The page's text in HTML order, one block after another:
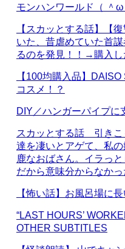
モンハンワールド（ ＾
【スカッとする話】【
いた、昔虐めていた首
るのを発見！！→購入し
【100均購入品】
コスメ！？
DIY／ハンガーパイプに
スカッとする話 引きこ
達を凄いとアゲて、私
鹿なおばさん。イラっ
だから意味分からなか
【怖い話】お風呂場に
“LAST HOURS’
OTHER SUBTITLES